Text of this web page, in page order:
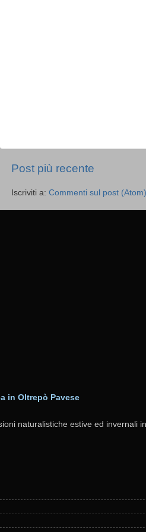
Post più recente
Iscriviti a: Commenti sul post (Atom)
in Oltrepò Pavese
naturalistiche estive ed invernali